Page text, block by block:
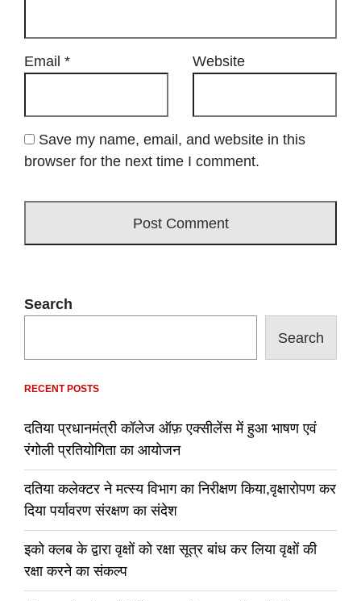
Email * Website
Save my name, email, and website in this
browser for the next time I comment.
Search
Search
RECENT POSTS
दतिया प्रधानमंत्री कॉलेज ऑफ़ एक्सीलेंस में हुआ भाषण एवं
रंगोली प्रतियोगिता का आयोजन
दतिया कलेक्टर ने मत्स्य विभाग का निरीक्षण किया,वृक्षारोपण कर
दिया पर्यावरण संरक्षण का संदेश
इको क्लब के द्वारा वृक्षों को रक्षा सूत्र बांध कर लिया वृक्षों की
रक्षा करने का संकल्प